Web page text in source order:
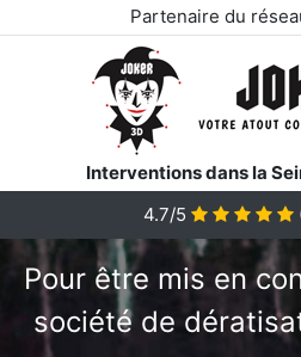
Partenaire du
Interventions dans la
4.7/5
Pour être mis en
société de